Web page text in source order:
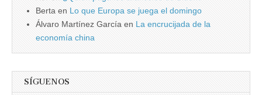
Berta en Lo que Europa se juega el domingo
Álvaro Martínez García en La encrucijada de la
economía china
SÍGUENOS